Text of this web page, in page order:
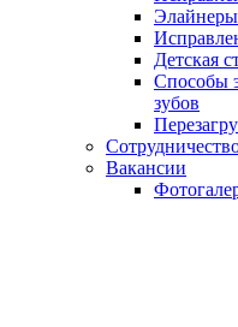
Элайнеры
Детская
Способы
зубов
Вакансии